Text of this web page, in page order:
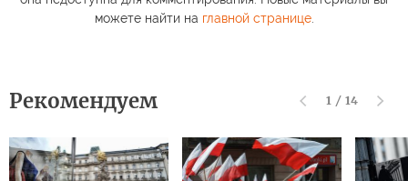
можете найти на главной странице.
Рекомендуем 1 / 14